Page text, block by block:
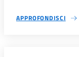
APPROFONDISCI